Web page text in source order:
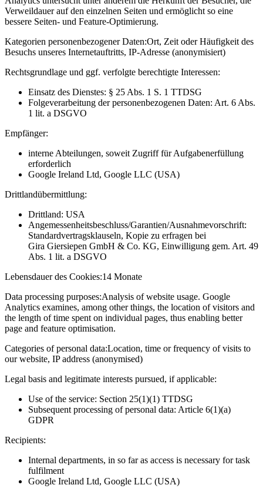
Verweildauer auf den einzelnen Seiten und ermöglicht so eine
bessere Seiten- und Feature-Optimierung.
Kategorien personenbezogener Daten:Ort, Zeit oder Häufigkeit des
Besuchs unseres Internetauftritts, IP-Adresse (anonymisiert)
Rechtsgrundlage und ggf. verfolgte berechtigte Interessen:
Einsatz des Dienstes: § 25 Abs. 1 S. 1 TTDSG
Folgeverarbeitung der personenbezogenen Daten: Art. 6 Abs.
1 lit. a DSGVO
Empfänger:
interne Abteilungen, soweit Zugriff für Aufgabenerfüllung
erforderlich
Google Ireland Ltd, Google LLC (USA)
Drittlandübermittlung:
Drittland: USA
Angemessenheitsbeschluss/Garantien/Ausnahmevorschrift:
Standardvertragsklauseln, Kopie zu erfragen bei
Gira Giersiepen GmbH & Co. KG, Einwilligung gem. Art. 49
Abs. 1 lit. a DSGVO
Lebensdauer des Cookies:14 Monate
Data processing purposes:Analysis of website usage. Google
Analytics examines, among other things, the location of visitors and
the length of time spent on individual pages, thus enabling better
page and feature optimisation.
Categories of personal data:Location, time or frequency of visits to
our website, IP address (anonymised)
Legal basis and legitimate interests pursued, if applicable:
Use of the service: Section 25(1)(1) TTDSG
Subsequent processing of personal data: Article 6(1)(a)
GDPR
Recipients:
Internal departments, in so far as access is necessary for task
fulfilment
Google Ireland Ltd, Google LLC (USA)